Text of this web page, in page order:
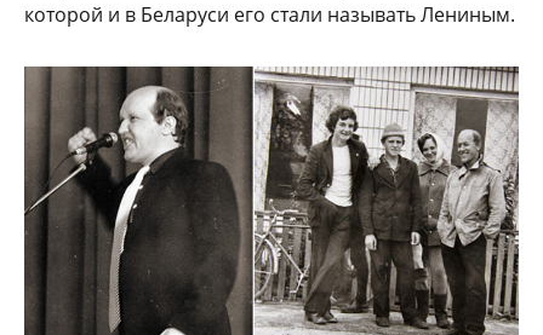
которой и в Беларуси его стали называть Лениным.